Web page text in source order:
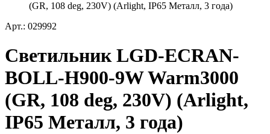
(GR, 108 deg, 230V) (Arlight, IP65 Металл, 3 года)
Арт.: 029992
Светильник LGD-ECRAN-
BOLL-H900-9W Warm3000
(GR, 108 deg, 230V) (Arlight,
IP65 Металл, 3 года)